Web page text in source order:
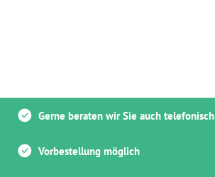
Gerne beraten wir Sie auch telefonisch
Vorbestellung möglich